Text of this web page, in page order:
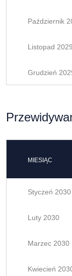
Październik
Listopad 2029
Grudzień
MIESIĄC
Styczeń 2030
Luty 2030
Marzec 2030
Kwiecień